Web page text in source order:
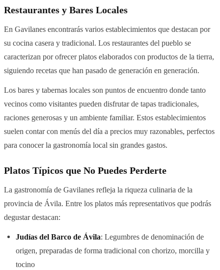
Restaurantes y Bares Locales
En Gavilanes encontrarás varios establecimientos que destacan por
su cocina casera y tradicional. Los restaurantes del pueblo se
caracterizan por ofrecer platos elaborados con productos de la tierra,
siguiendo recetas que han pasado de generación en generación.
Los bares y tabernas locales son puntos de encuentro donde tanto
vecinos como visitantes pueden disfrutar de tapas tradicionales,
raciones generosas y un ambiente familiar. Estos establecimientos
suelen contar con menús del día a precios muy razonables, perfectos
para conocer la gastronomía local sin grandes gastos.
Platos Típicos que No Puedes Perderte
La gastronomía de Gavilanes refleja la riqueza culinaria de la
provincia de Ávila. Entre los platos más representativos que podrás
degustar destacan:
Judías del Barco de Ávila: Legumbres de denominación de
origen, preparadas de forma tradicional con chorizo, morcilla y
tocino